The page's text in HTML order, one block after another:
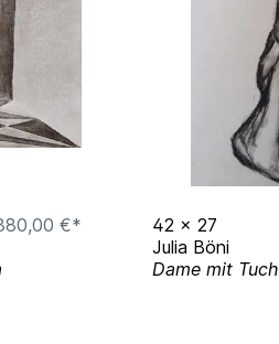
€*
42 x 27
Julia Böni
Dame mit Tuch